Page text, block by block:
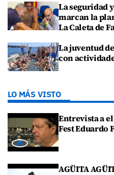
La seguridad
marcan la
La Caleta de
La juventud
con
LO MÁS VISTO
Entrevista a
Fest Eduardo
AGÜITA